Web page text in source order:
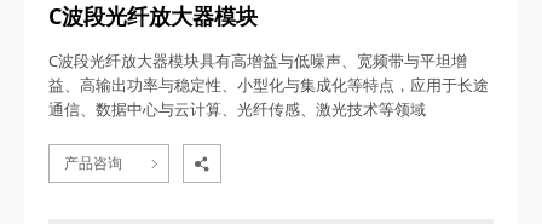
C波段光纤放大器模块
C波段光纤放大器模块具有高增益与低噪声、宽频带与平坦增
益、高输出功率与稳定性、小型化与集成化等特点，应用于长途
通信、数据中心与云计算、光纤传感、激光技术等领域
产品咨询